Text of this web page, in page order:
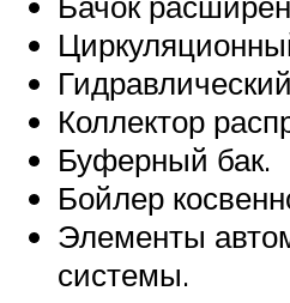
Коллектор
Буферный бак.
Бойлер
Элементы
системы.